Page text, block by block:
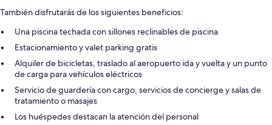
También disfrutarás de los siguientes beneficios:
Una piscina techada con sillones reclinables de piscina
Estacionamiento y valet parking gratis
Alquiler de bicicletas, traslado al aeropuerto ida y vuelta y un punto
de carga para vehículos eléctricos
Servicio de guardería con cargo, servicios de concierge y salas de
tratamiento o masajes
Los huéspedes destacan la atención del personal